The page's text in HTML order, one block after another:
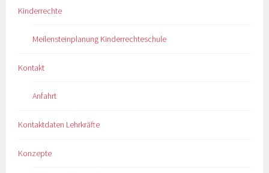
Kinderrechte
Meilensteinplanung Kinderrechteschule
Kontakt
Anfahrt
Kontaktdaten Lehrkräfte
Konzepte